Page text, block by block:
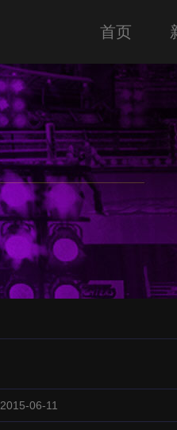
首页
2015-06-11